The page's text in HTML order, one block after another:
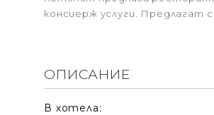
консиерж услуги. Предлагат
ОПИСАНИЕ
В хотела: